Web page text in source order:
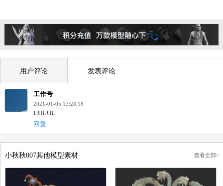
在本站下载的素材，著作权归原作者所有。未经书面授权或签订书面合同，不
任何形式发行、发布、传播、复制、出租、转售、汇编该素材。
用户评论 发表评论
工作号
2021-01-05 13:28:18